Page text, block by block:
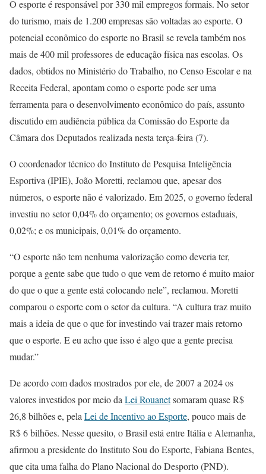
O esporte é responsável por 330 mil empregos formais. No setor
do turismo, mais de 1.200 empresas são voltadas ao esporte. O
potencial econômico do esporte no Brasil se revela também nos
mais de 400 mil professores de educação física nas escolas. Os
dados, obtidos no Ministério do Trabalho, no Censo Escolar e na
Receita Federal, apontam como o esporte pode ser uma
ferramenta para o desenvolvimento econômico do país, assunto
discutido em audiência pública da Comissão do Esporte da
Câmara dos Deputados realizada nesta terça-feira (7).
O coordenador técnico do Instituto de Pesquisa Inteligência
Esportiva (IPIE), João Moretti, reclamou que, apesar dos
números, o esporte não é valorizado. Em 2025, o governo federal
investiu no setor 0,04% do orçamento; os governos estaduais,
0,02%; e os municipais, 0,01% do orçamento.
“O esporte não tem nenhuma valorização como deveria ter,
porque a gente sabe que tudo o que vem de retorno é muito maior
do que o que a gente está colocando nele”, reclamou. Moretti
comparou o esporte com o setor da cultura. “A cultura traz muito
mais a ideia de que o que for investindo vai trazer mais retorno
que o esporte. E eu acho que isso é algo que a gente precisa
mudar.”
De acordo com dados mostrados por ele, de 2007 a 2024 os
valores investidos por meio da Lei Rouanetsomaram quase R$
26,8 bilhões e, pela Lei de Incentivo ao Esporte, pouco mais de
R$ 6 bilhões. Nesse quesito, o Brasil está entre Itália e Alemanha,
afirmou a presidente do Instituto Sou do Esporte, Fabiana Bentes,
que cita uma falha do Plano Nacional do Desporto (PND).